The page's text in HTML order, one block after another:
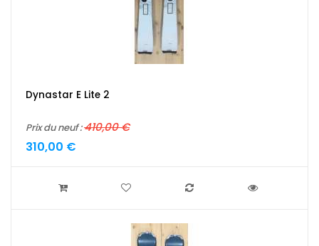
Dynastar E Lite 2
Prix du neuf :410,00 €
310,00 €